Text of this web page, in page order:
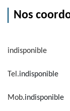
Nos
indisponible
Tel.indisponible
Mob.indisponible